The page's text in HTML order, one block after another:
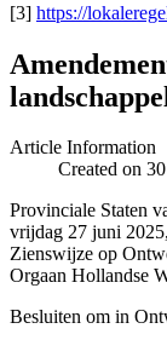
[3] https://
Article Information
Created on
Provinciale Staten
vrijdag 27 juni
Zienswijze op
Orgaan Hollandse
Besluiten om in